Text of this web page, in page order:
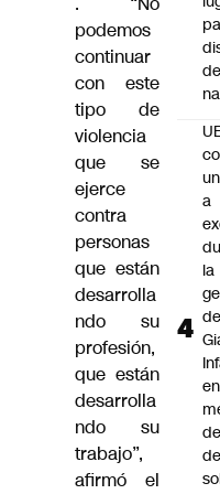
podemos
continuar
con este
tipo de
violencia
que se
ejerce
contra
personas
que están
desarrolla
ndo su
profesión,
que están
desarrolla
ndo su
trabajo”,
afirmó el
a
la
de
en
de